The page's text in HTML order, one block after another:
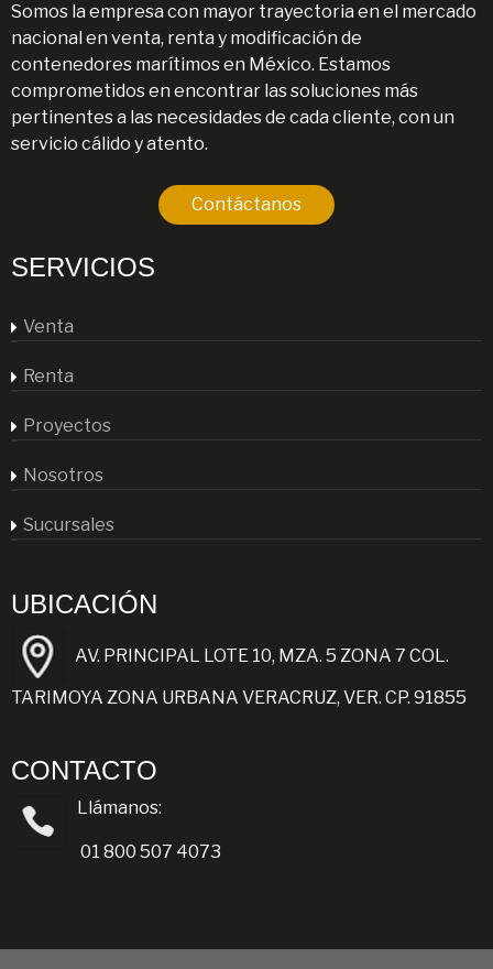
Somos la empresa con mayor trayectoria en el mercado
nacional en venta, renta y modificación de
contenedores marítimos en México. Estamos
comprometidos en encontrar las soluciones más
pertinentes a las necesidades de cada cliente, con un
servicio cálido y atento.
Contáctanos
SERVICIOS
Venta
Renta
Proyectos
Nosotros
Sucursales
UBICACIÓN
AV. PRINCIPAL LOTE 10, MZA. 5 ZONA 7 COL.
TARIMOYA ZONA URBANA VERACRUZ, VER. CP. 91855
CONTACTO
Llámanos:
01 800 507 4073